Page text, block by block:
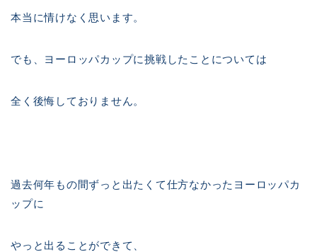
本当に情けなく思います。
でも、ヨーロッパカップに挑戦したことについては
全く後悔しておりません。
過去何年もの間ずっと出たくて仕方なかったヨーロッパカ
ップに
やっと出ることができて、